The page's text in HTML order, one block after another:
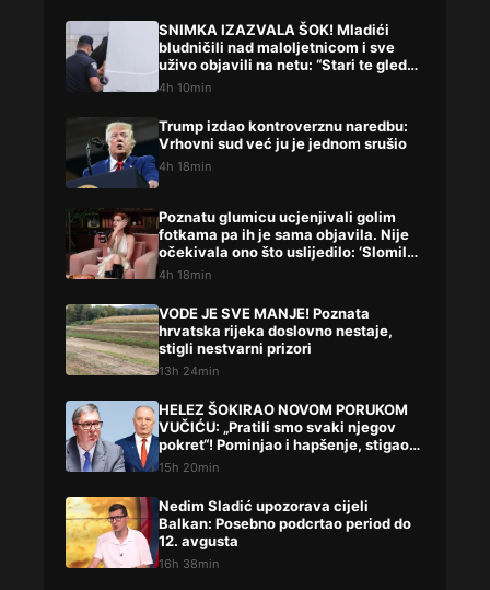
SNIMKA IZAZVALA ŠOK! Mladići
bludničili nad maloljetnicom i sve
uživo objavili na netu: “Stari te gleda
u lajvu”
4h 10min
Trump izdao kontroverznu naredbu:
Vrhovni sud već ju je jednom srušio
4h 18min
Poznatu glumicu ucjenjivali golim
fotkama pa ih je sama objavila. Nije
očekivala ono što uslijedilo: ‘Slomilo
me‘
4h 18min
VODE JE SVE MANJE! Poznata
hrvatska rijeka doslovno nestaje,
stigli nestvarni prizori
13h 24min
HELEZ ŠOKIRAO NOVOM PORUKOM
VUČIĆU: „Pratili smo svaki njegov
pokret“! Pominjao i hapšenje, stigao
žestok odgovor Brnabićeve
15h 20min
Nedim Sladić upozorava cijeli
Balkan: Posebno podcrtao period do
12. avgusta
16h 38min